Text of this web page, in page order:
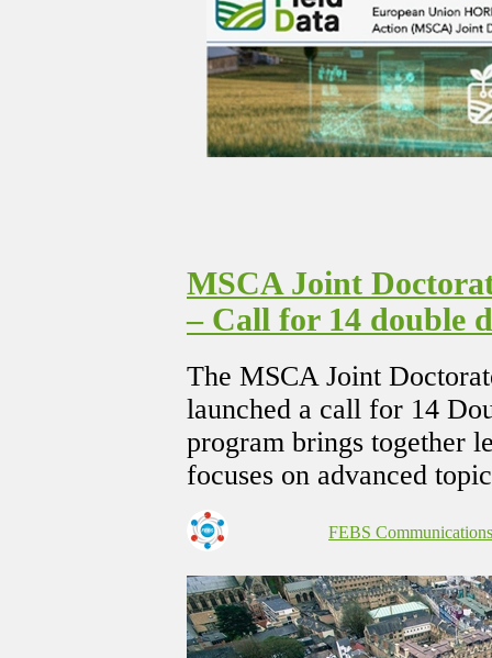
MSCA Joint
– Call for 14 double
The MSCA Joint
launched a call for 14
program brings together
focuses on advanced
FEBS Communications